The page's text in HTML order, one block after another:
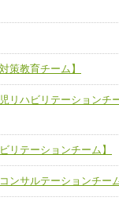
染対策教育チーム】
小児リハビリテーショ
ハビリテーションチー
ンコンサルテーション
策教育チーム】
リハビリテーションチ
リテーションチーム】
ンサルテーションチー